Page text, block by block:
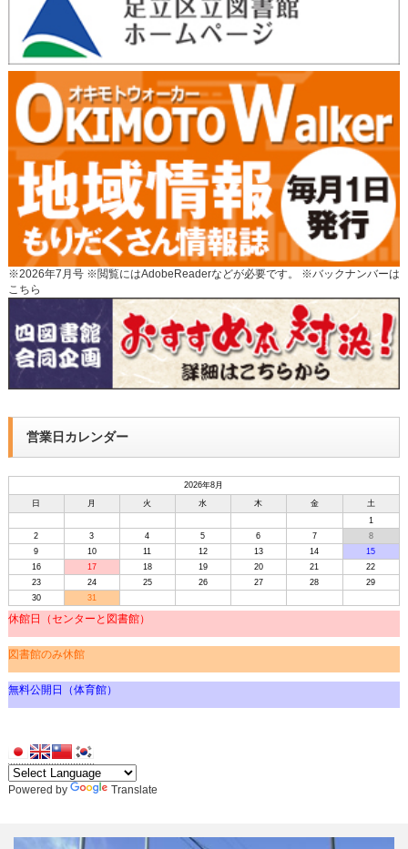
※2026年7月号 ※閲覧にはAdobeReaderなどが必要です。 ※バックナンバーは
こちら
営業日カレンダー
2026年8月
日
月 火 水 木 金
土
1
2
3 4 5 6 7
8
9
10 11 12 13 14
15
16
17 18 19 20 21
22
23
24 25 26 27 28
29
30
31
休館日（センターと図書館）
図書館のみ休館
無料公開日（体育館）
Powered by Translate